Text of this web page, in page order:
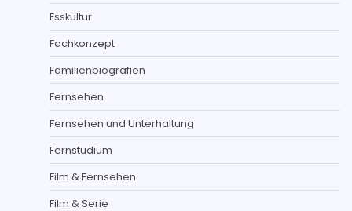
Esskultur
Fachkonzept
Familienbiografien
Fernsehen
Fernsehen und Unterhaltung
Fernstudium
Film & Fernsehen
Film & Serie